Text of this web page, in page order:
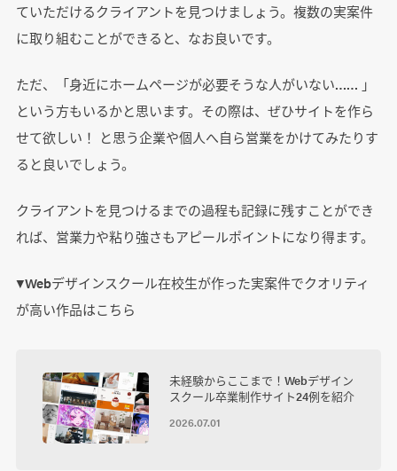
ていただけるクライアントを見つけましょう。複数の実案件
に取り組むことができると、なお良いです。
ただ、「身近にホームページが必要そうな人がいない…… 」
という方もいるかと思います。その際は、ぜひサイトを作ら
せて欲しい！ と思う企業や個人へ自ら営業をかけてみたりす
ると良いでしょう。
クライアントを見つけるまでの過程も記録に残すことができ
れば、営業力や粘り強さもアピールポイントになり得ます。
▼Webデザインスクール在校生が作った実案件でクオリティ
が高い作品はこちら
未経験からここまで！Webデザイン
スクール卒業制作サイト24例を紹介
2026.07.01